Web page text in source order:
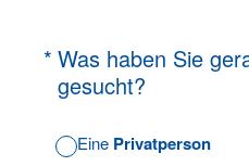
* Was haben Sie
gesucht?
(Erforderlich.)
Eine Privatperson